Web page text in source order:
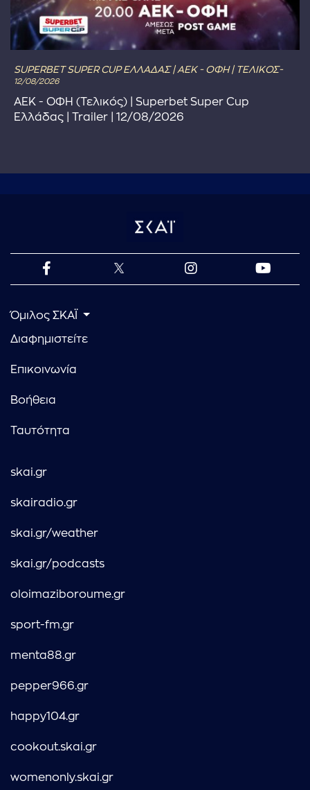
SUPERBET SUPER CUP ΕΛΛΑΔΑΣ | ΑΕΚ - ΟΦΗ | ΤΕΛΙΚΟΣ-
12/08/2026
ΑΕΚ - ΟΦΗ (Τελικός) | Superbet Super Cup
Ελλάδας | Trailer | 12/08/2026
Όμιλος ΣΚΑΪ
Διαφημιστείτε
Επικοινωνία
Βοήθεια
Ταυτότητα
skai.gr
skairadio.gr
skai.gr/weather
skai.gr/podcasts
oloimaziboroume.gr
sport-fm.gr
menta88.gr
pepper966.gr
happy104.gr
cookout.skai.gr
womenonly.skai.gr